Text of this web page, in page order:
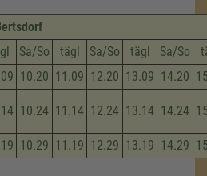
Sa/So tägl Sa/So tägl Sa/So
10.20 11.09 12.20 13.09 14.20
10.24 11.14 12.24 13.14 14.24
10.29 11.19 12.29 13.19 14.29